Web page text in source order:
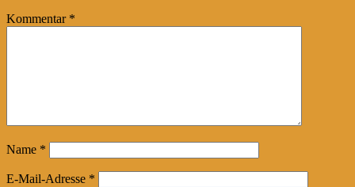
Kommentar *
Name *
E-Mail-Adresse *